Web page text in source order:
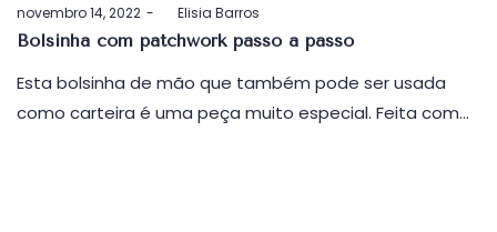
Postado
em
novembro 14, 2022 byElisia Barros
Bolsinha com patchwork passo a passo
Esta bolsinha de mão que também pode ser usada
como carteira é uma peça muito especial. Feita com…